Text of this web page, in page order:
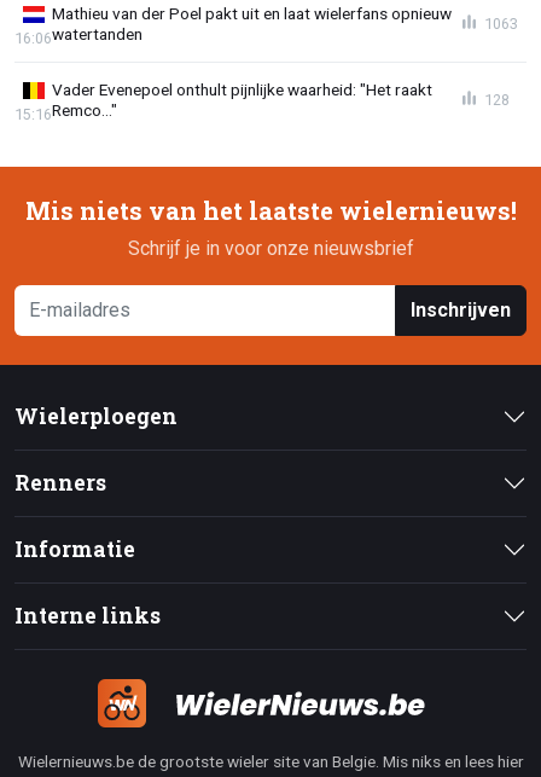
Mathieu van der Poel pakt uit en laat wielerfans opnieuw
watertanden
16:06
1063
Vader Evenepoel onthult pijnlijke waarheid: "Het raakt
Remco..."
15:16
128
Mis niets van het laatste wielernieuws!
Schrijf je in voor onze nieuwsbrief
Inschrijven
Wielerploegen
Renners
Informatie
Interne links
Wielernieuws.be de grootste wieler site van Belgie. Mis niks en lees hier